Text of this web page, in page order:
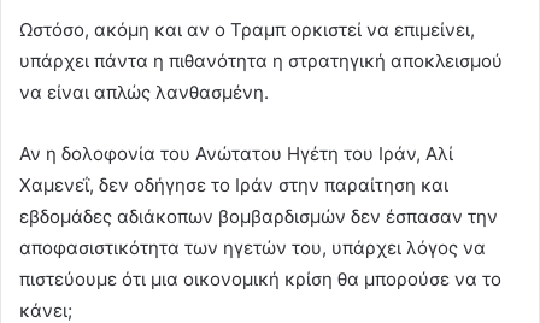
Ωστόσο, ακόμη και αν ο Τραμπ ορκιστεί να επιμείνει,
υπάρχει πάντα η πιθανότητα η στρατηγική αποκλεισμού
να είναι απλώς λανθασμένη.
Αν η δολοφονία του Ανώτατου Ηγέτη του Ιράν, Αλί
Χαμενεΐ, δεν οδήγησε το Ιράν στην παραίτηση και
εβδομάδες αδιάκοπων βομβαρδισμών δεν έσπασαν την
αποφασιστικότητα των ηγετών του, υπάρχει λόγος να
πιστεύουμε ότι μια οικονομική κρίση θα μπορούσε να το
κάνει;